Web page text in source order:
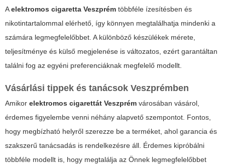
Aelektromos cigaretta Veszprém többféle ízesítésben és
nikotintartalommal elérhető, így könnyen megtalálhatja mindenki a
számára legmegfelelőbbet. A különböző készülékek mérete,
teljesítménye és külső megjelenése is változatos, ezért garantáltan
találni fog az egyéni preferenciáknak megfelelő modellt.
Vásárlási tippek és tanácsok Veszprémben
Amikor elektromos cigarettát Veszprém városában vásárol,
érdemes figyelembe venni néhány alapvető szempontot. Fontos,
hogy megbízható helyről szerezze be a terméket, ahol garancia és
szakszerű tanácsadás is rendelkezésre áll. Érdemes kipróbálni
többféle modellt is, hogy megtalálja az Önnek legmegfelelőbbet